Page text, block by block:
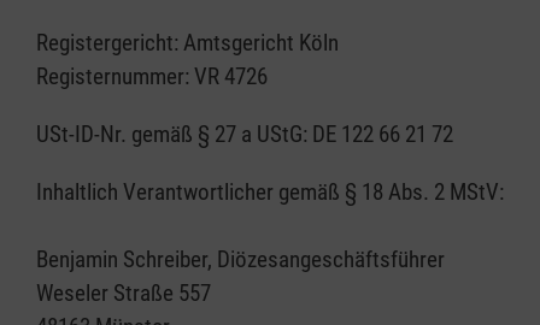
Registergericht: Amtsgericht Köln
Registernummer: VR 4726
USt-ID-Nr. gemäß § 27 a UStG: DE 122 66 21 72
Inhaltlich Verantwortlicher gemäß § 18 Abs. 2 MStV:
Benjamin Schreiber, Diözesangeschäftsführer
Weseler Straße 557